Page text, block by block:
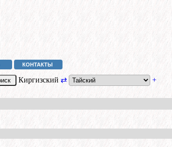
КОНТАКТЫ
Киргизский⇄ +